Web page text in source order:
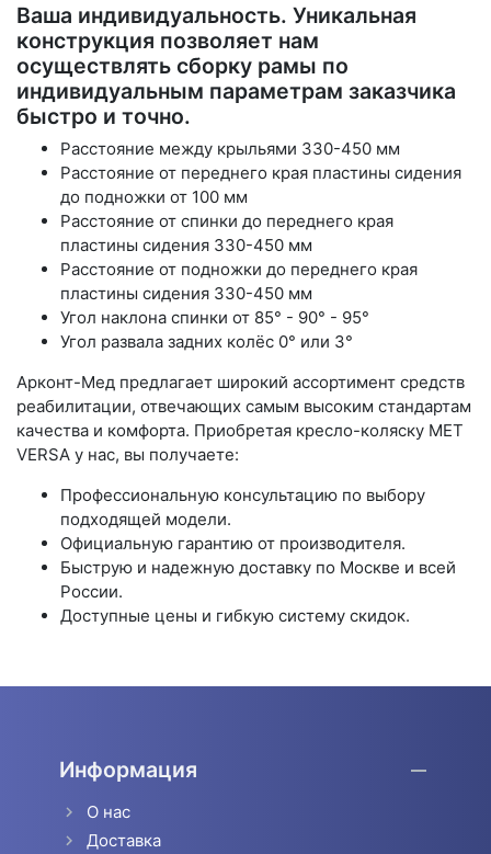
Ваша индивидуальность. Уникальная
конструкция позволяет нам
осуществлять сборку рамы по
индивидуальным параметрам заказчика
быстро и точно.
Расстояние между крыльями 330-450 мм
Расстояние от переднего края пластины сидения
до подножки от 100 мм
Расстояние от спинки до переднего края
пластины сидения 330-450 мм
Расстояние от подножки до переднего края
пластины сидения 330-450 мм
Угол наклона спинки от 85° - 90° - 95°
Угол развала задних колёс 0° или 3°
Арконт-Мед предлагает широкий ассортимент средств
реабилитации, отвечающих самым высоким стандартам
качества и комфорта. Приобретая кресло-коляску MET
VERSA у нас, вы получаете:
Профессиональную консультацию по выбору
подходящей модели.
Официальную гарантию от производителя.
Быструю и надежную доставку по Москве и всей
России.
Доступные цены и гибкую систему скидок.
Информация
О нас
Доставка